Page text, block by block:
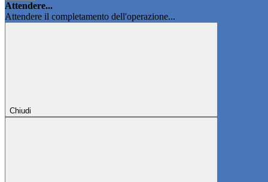
Attendere...
Attendere il completamento dell'operazione...
Chiudi